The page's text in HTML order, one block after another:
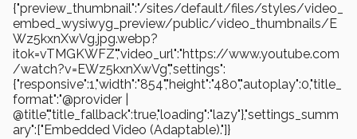
{"preview_thumbnail":"/sites/default/files/styles/video_
embed_wysiwyg_preview/public/video_thumbnails/E
Wz5kxnXwVg.jpg.webp?
itok=vTMGKWFZ","video_url":"https://www.youtube.com
/watch?v=EWz5kxnXwVg","settings":
{"responsive":1,"width":"854","height":"480","autoplay":0,"title_
format":"@provider |
@title","title_fallback":true,"loading":"lazy"},"settings_summ
ary":["Embedded Video (Adaptable)."]}